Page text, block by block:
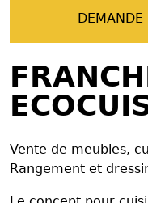
DEMANDE
Vente de meubles,
Rangement et